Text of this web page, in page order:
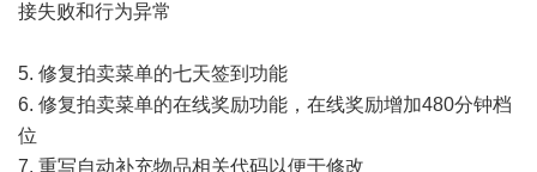
接失败和行为异常
5. 修复拍卖菜单的七天签到功能
6. 修复拍卖菜单的在线奖励功能，在线奖励增加480分钟档
位
7. 重写自动补充物品相关代码以便于修改